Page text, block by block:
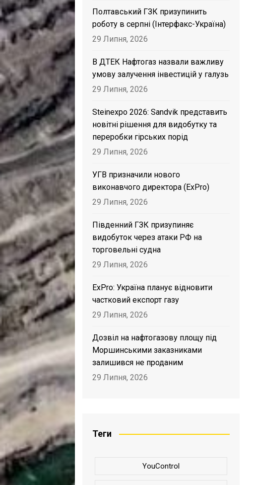
Полтавський ГЗК призупинить
роботу в серпні (Інтерфакс-Україна)
29 Липня, 2026
В ДТЕК Нафтогаз назвали важливу
умову залучення інвестицій у галузь
29 Липня, 2026
Steinexpo 2026: Sandvik представить
новітні рішення для видобутку та
переробки гірських порід
29 Липня, 2026
УГВ призначили нового
виконавчого директора (ExPro)
29 Липня, 2026
Південний ГЗК призупиняє
видобуток через атаки РФ на
торговельні судна
29 Липня, 2026
ExPro: Україна планує відновити
частковий експорт газу
29 Липня, 2026
Дозвіл на нафтогазову площу під
Моршинськими заказниками
залишився не проданим
29 Липня, 2026
Теги
YouControl